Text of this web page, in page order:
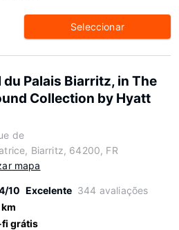
Seleccionar
du Palais Biarritz, in The
Collection by Hyatt
de
Biarritz, 64200, FR
mapa
10 Excelente 344 avaliações
grátis